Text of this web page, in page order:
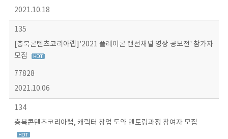
2021.10.18
135
[충북콘텐츠코리아랩]'2021 플레이콘 랜선채널 영상 공모전' 참가자
모집
77828
2021.10.06
134
충북콘텐츠코리아랩, 캐릭터 창업 도약 멘토링과정 참여자 모집